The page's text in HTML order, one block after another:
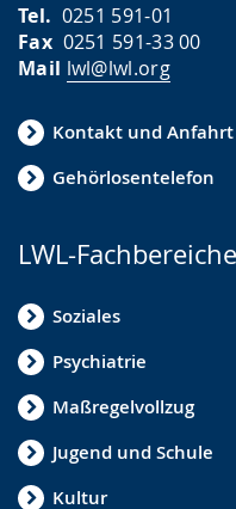
Tel. 0251 591-01
Fax0251 591-33 00
Mail lwl@lwl.org
Kontakt und Anfahrt
Gehörlosentelefon
LWL-Fachbereiche
Soziales
Psychiatrie
Maßregelvollzug
Jugend und Schule
Kultur